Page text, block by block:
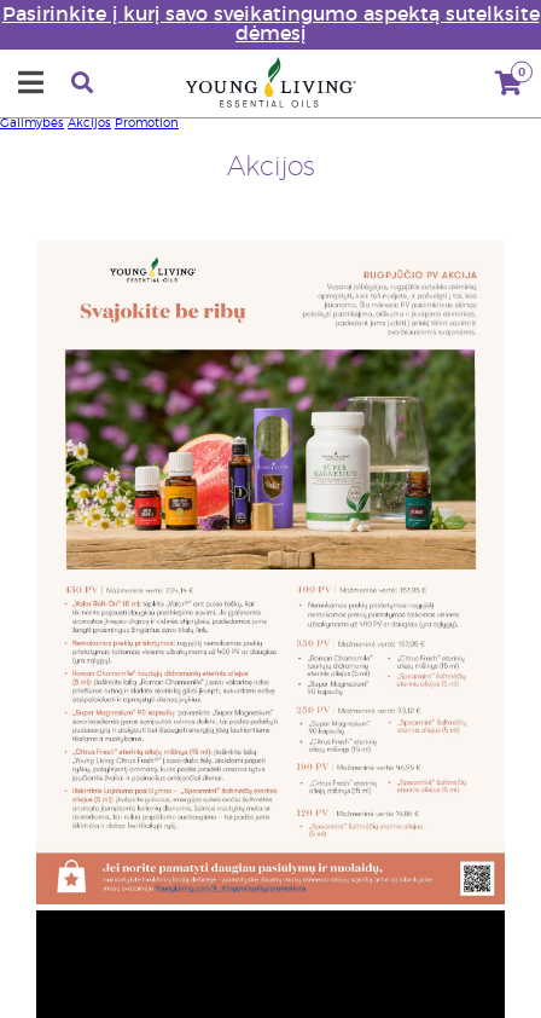
Pasirinkite į kurį savo sveikatingumo aspektą sutelksite
dėmesį
0
Akcijos
Galimybės Akcijos Promotion